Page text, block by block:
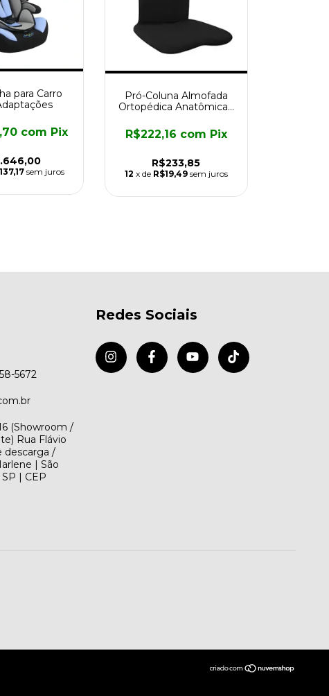
para Carro
com Pix
sem juros
Pró-Coluna Almofada
Ortopédica Anatômica -
R$233,85
R$222,16 com Pix
12 x de R$19,49 sem juros
5672
(Showroom /
Rua Flávio
descarga /
| São
| CEP
Redes Sociais